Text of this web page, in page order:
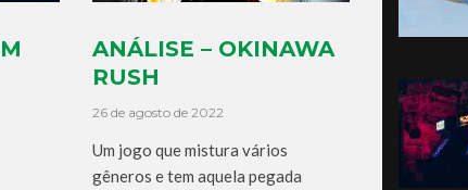
ANÁLISE – OKINAWA
RUSH
26 de agosto de 2022
Um jogo que mistura vários
gêneros e tem aquela pegada